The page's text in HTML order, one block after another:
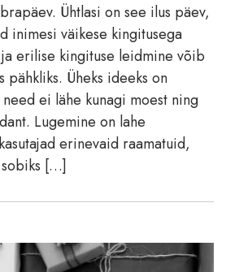
Ühtlasi on see ilus päev,
inimesi väikese kingitusega
erilise kingituse leidmine võib
pähkliks. Üheks ideeks on
ei lähe kunagi moest ning
Lugemine on lahe
erinevaid raamatuid,
sobiks […]